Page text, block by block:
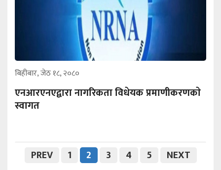
बिहीबार, जेठ १८, २०८०
एनआरएनएद्वारा नागरिकता विधेयक प्रमाणीकरणकाे
स्वागत
PREV 1 2 3 4 5 NEXT